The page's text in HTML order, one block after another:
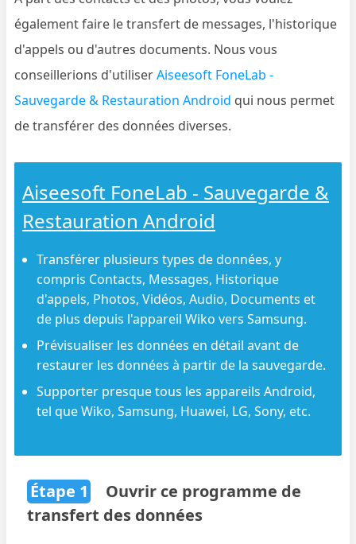
également faire le transfert de messages, l'historique
d'appels ou d'autres documents. Nous vous
conseillerions d'utiliserAiseesoft FoneLab -
Sauvegarde & Restauration Android qui nous permet
de transférer des données diverses.
Aiseesoft FoneLab - Sauvegarde &
Restauration Android
Transférer plusieurs types de données, y
compris Contacts, Messages, Historique
d'appels, Photos, Vidéos, Audio, Documents et
de plus depuis l'appareil Wiko vers Samsung.
Prévisualiser les données en détail avant de
restaurer les données à partir de la sauvegarde.
Supporter presque tous les appareils Android,
tel que Wiko, Samsung, Huawei, LG, Sony, etc.
Étape 1
Ouvrir ce programme de
transfert des données